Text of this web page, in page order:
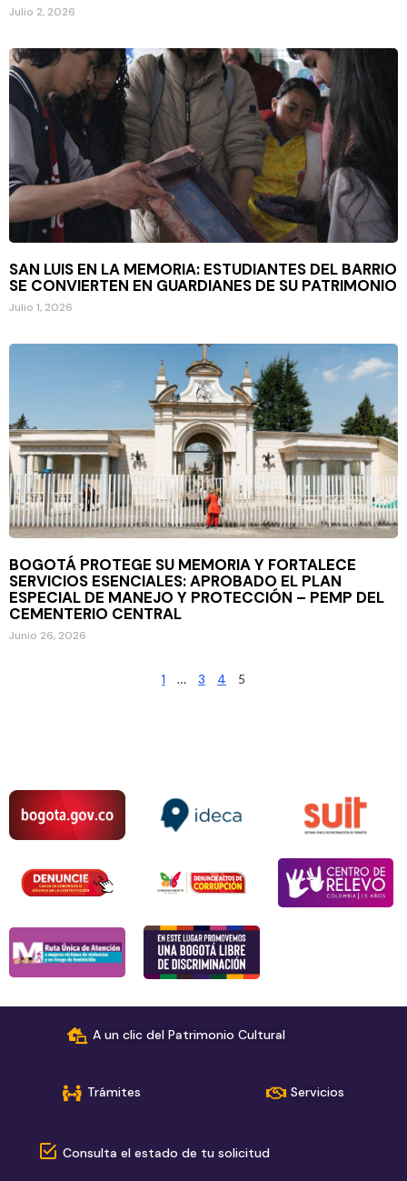
Julio 2, 2026
SAN LUIS EN LA MEMORIA: ESTUDIANTES DEL BARRIO
SE CONVIERTEN EN GUARDIANES DE SU PATRIMONIO
Julio 1, 2026
BOGOTÁ PROTEGE SU MEMORIA Y FORTALECE
SERVICIOS ESENCIALES: APROBADO EL PLAN
ESPECIAL DE MANEJO Y PROTECCIÓN – PEMP DEL
CEMENTERIO CENTRAL
Junio 26, 2026
1 … 3 4 5
A un clic del Patrimonio Cultural
Trámites Servicios
Consulta el estado de tu solicitud